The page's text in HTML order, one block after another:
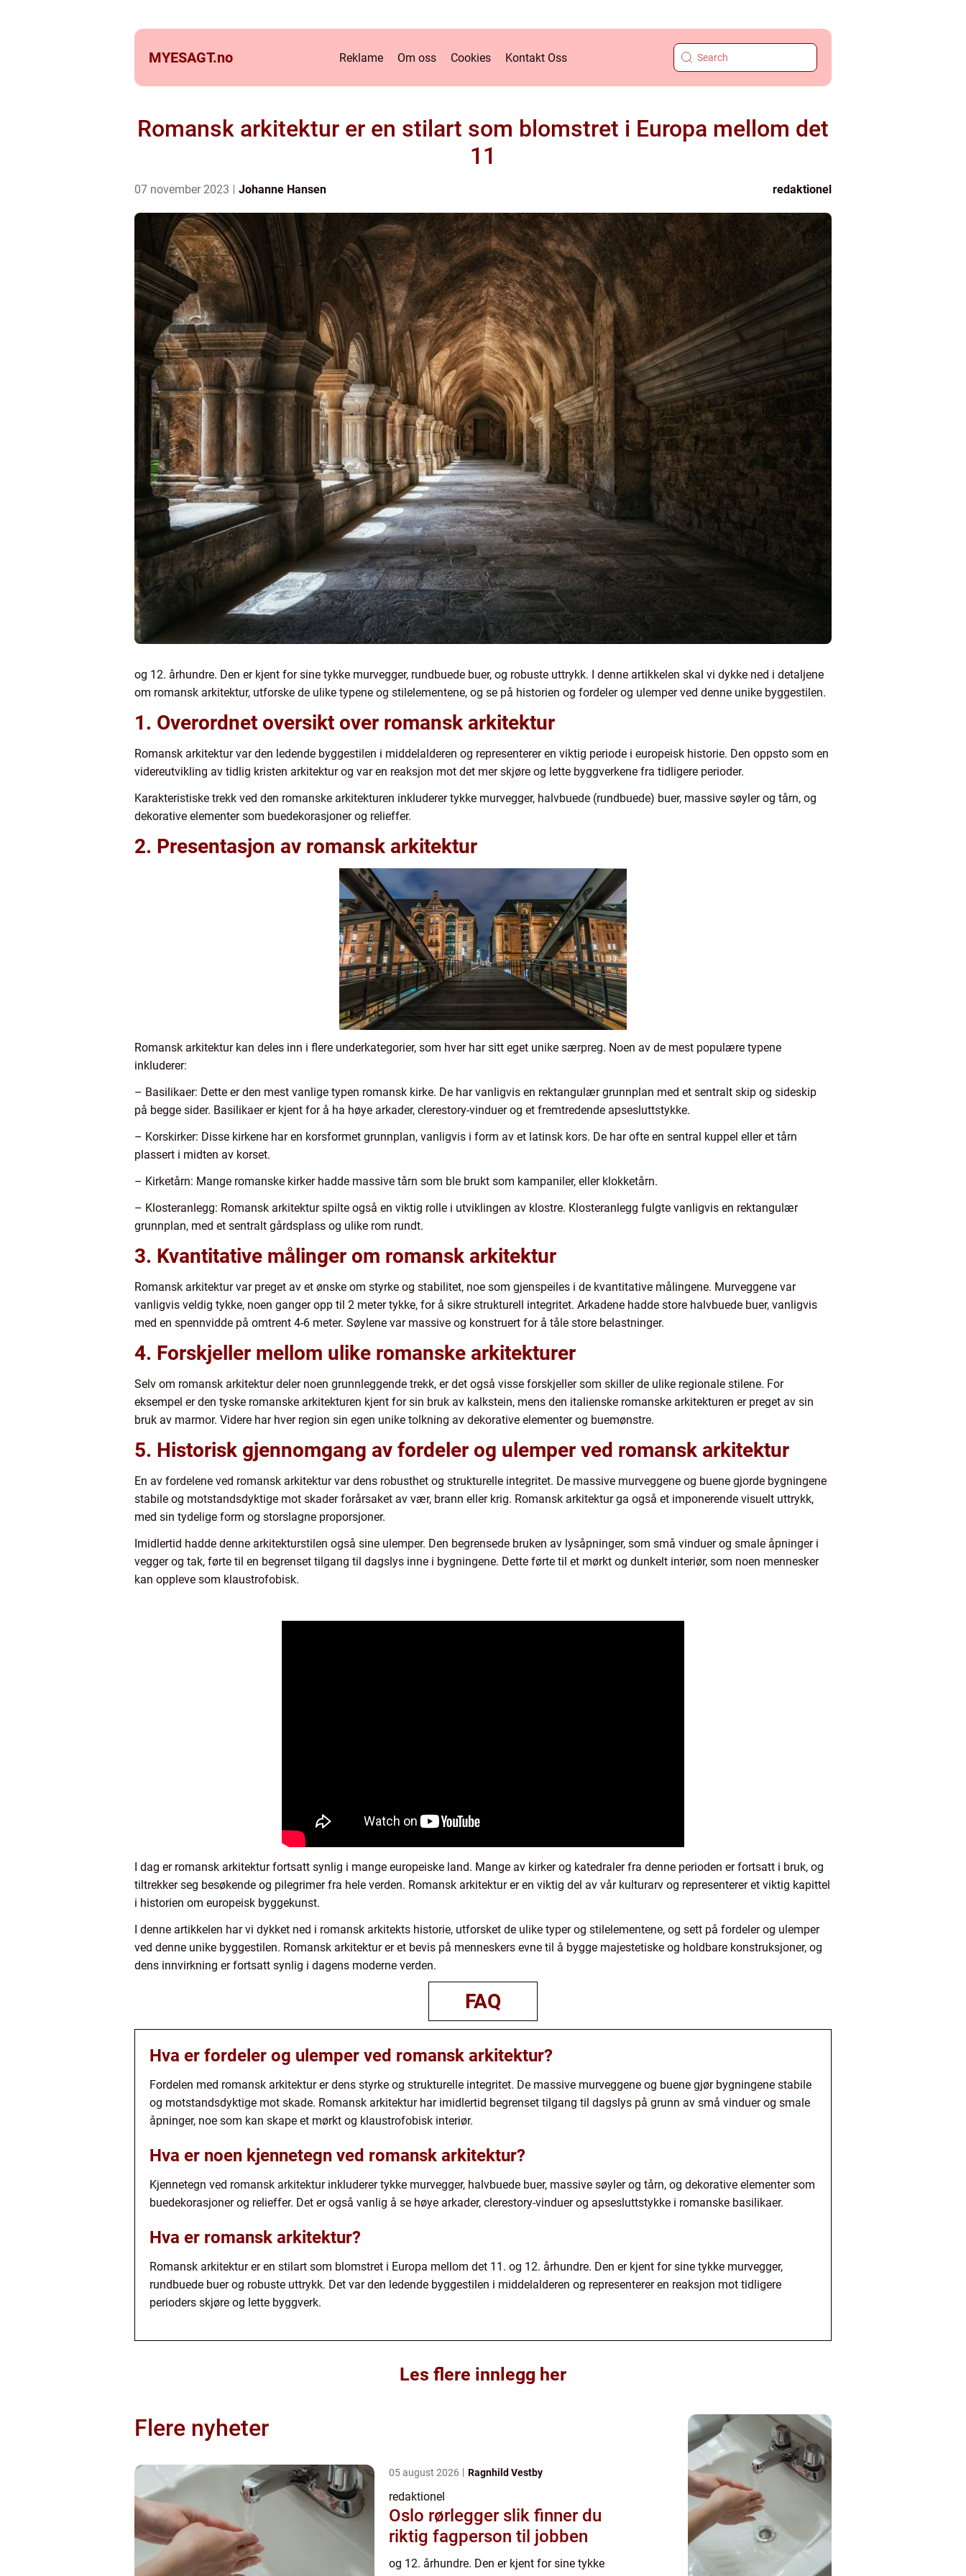
MYESAGT.no Reklame Om oss Cookies Kontakt Oss
Romansk arkitektur er en stilart som blomstret i Europa mellom det
11
07 november 2023 Johanne Hansen redaktionel
og 12. århundre. Den er kjent for sine tykke murvegger, rundbuede buer, og robuste uttrykk. I denne artikkelen skal vi dykke ned i detaljene
om romansk arkitektur, utforske de ulike typene og stilelementene, og se på historien og fordeler og ulemper ved denne unike byggestilen.
1. Overordnet oversikt over romansk arkitektur
Romansk arkitektur var den ledende byggestilen i middelalderen og representerer en viktig periode i europeisk historie. Den oppsto som en
videreutvikling av tidlig kristen arkitektur og var en reaksjon mot det mer skjøre og lette byggverkene fra tidligere perioder.
Karakteristiske trekk ved den romanske arkitekturen inkluderer tykke murvegger, halvbuede (rundbuede) buer, massive søyler og tårn, og
dekorative elementer som buedekorasjoner og relieffer.
2. Presentasjon av romansk arkitektur
Romansk arkitektur kan deles inn i flere underkategorier, som hver har sitt eget unike særpreg. Noen av de mest populære typene
inkluderer:
– Basilikaer: Dette er den mest vanlige typen romansk kirke. De har vanligvis en rektangulær grunnplan med et sentralt skip og sideskip
på begge sider. Basilikaer er kjent for å ha høye arkader, clerestory-vinduer og et fremtredende apsesluttstykke.
– Korskirker: Disse kirkene har en korsformet grunnplan, vanligvis i form av et latinsk kors. De har ofte en sentral kuppel eller et tårn
plassert i midten av korset.
– Kirketårn: Mange romanske kirker hadde massive tårn som ble brukt som kampaniler, eller klokketårn.
– Klosteranlegg: Romansk arkitektur spilte også en viktig rolle i utviklingen av klostre. Klosteranlegg fulgte vanligvis en rektangulær
grunnplan, med et sentralt gårdsplass og ulike rom rundt.
3. Kvantitative målinger om romansk arkitektur
Romansk arkitektur var preget av et ønske om styrke og stabilitet, noe som gjenspeiles i de kvantitative målingene. Murveggene var
vanligvis veldig tykke, noen ganger opp til 2 meter tykke, for å sikre strukturell integritet. Arkadene hadde store halvbuede buer, vanligvis
med en spennvidde på omtrent 4-6 meter. Søylene var massive og konstruert for å tåle store belastninger.
4. Forskjeller mellom ulike romanske arkitekturer
Selv om romansk arkitektur deler noen grunnleggende trekk, er det også visse forskjeller som skiller de ulike regionale stilene. For
eksempel er den tyske romanske arkitekturen kjent for sin bruk av kalkstein, mens den italienske romanske arkitekturen er preget av sin
bruk av marmor. Videre har hver region sin egen unike tolkning av dekorative elementer og buemønstre.
5. Historisk gjennomgang av fordeler og ulemper ved romansk arkitektur
En av fordelene ved romansk arkitektur var dens robusthet og strukturelle integritet. De massive murveggene og buene gjorde bygningene
stabile og motstandsdyktige mot skader forårsaket av vær, brann eller krig. Romansk arkitektur ga også et imponerende visuelt uttrykk,
med sin tydelige form og storslagne proporsjoner.
Imidlertid hadde denne arkitekturstilen også sine ulemper. Den begrensede bruken av lysåpninger, som små vinduer og smale åpninger i
vegger og tak, førte til en begrenset tilgang til dagslys inne i bygningene. Dette førte til et mørkt og dunkelt interiør, som noen mennesker
kan oppleve som klaustrofobisk.
I dag er romansk arkitektur fortsatt synlig i mange europeiske land. Mange av kirker og katedraler fra denne perioden er fortsatt i bruk, og
tiltrekker seg besøkende og pilegrimer fra hele verden. Romansk arkitektur er en viktig del av vår kulturarv og representerer et viktig kapittel
i historien om europeisk byggekunst.
I denne artikkelen har vi dykket ned i romansk arkitekts historie, utforsket de ulike typer og stilelementene, og sett på fordeler og ulemper
ved denne unike byggestilen. Romansk arkitektur er et bevis på menneskers evne til å bygge majestetiske og holdbare konstruksjoner, og
dens innvirkning er fortsatt synlig i dagens moderne verden.
FAQ
Hva er fordeler og ulemper ved romansk arkitektur?
Fordelen med romansk arkitektur er dens styrke og strukturelle integritet. De massive murveggene og buene gjør bygningene stabile
og motstandsdyktige mot skade. Romansk arkitektur har imidlertid begrenset tilgang til dagslys på grunn av små vinduer og smale
åpninger, noe som kan skape et mørkt og klaustrofobisk interiør.
Hva er noen kjennetegn ved romansk arkitektur?
Kjennetegn ved romansk arkitektur inkluderer tykke murvegger, halvbuede buer, massive søyler og tårn, og dekorative elementer som
buedekorasjoner og relieffer. Det er også vanlig å se høye arkader, clerestory-vinduer og apsesluttstykke i romanske basilikaer.
Hva er romansk arkitektur?
Romansk arkitektur er en stilart som blomstret i Europa mellom det 11. og 12. århundre. Den er kjent for sine tykke murvegger,
rundbuede buer og robuste uttrykk. Det var den ledende byggestilen i middelalderen og representerer en reaksjon mot tidligere
perioders skjøre og lette byggverk.
Les flere innlegg her
Flere nyheter
05 august 2026 Ragnhild Vestby
redaktionel
Oslo rørlegger slik finner du
riktig fagperson til jobben
og 12. århundre. Den er kjent for sine tykke